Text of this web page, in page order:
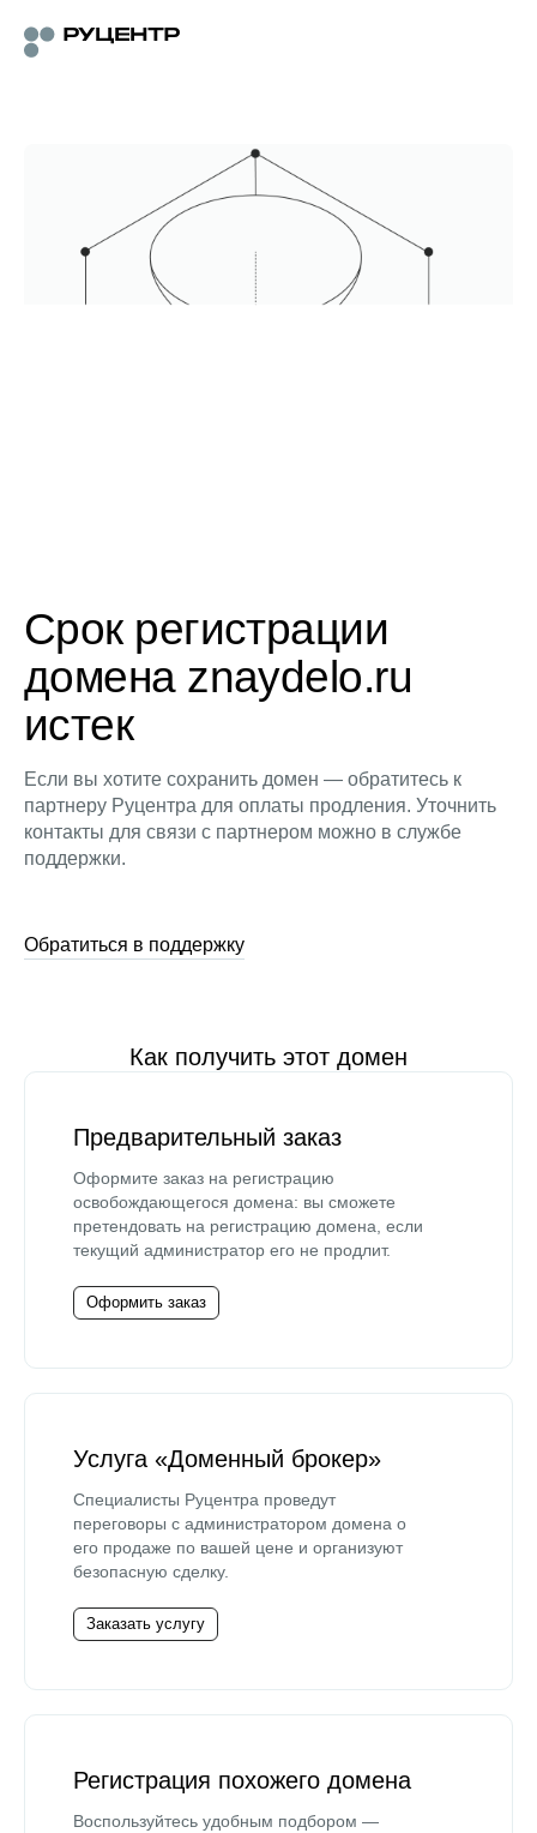
Срок регистрации
домена znaydelo.ru
истек
Если вы хотите сохранить домен — обратитесь к
партнеру Руцентра для оплаты продления. Уточнить
контакты для связи с партнером можно в службе
поддержки.
Обратиться в поддержку
Как получить этот домен
Предварительный заказ
Оформите заказ на регистрацию
освобождающегося домена: вы сможете
претендовать на регистрацию домена, если
текущий администратор его не продлит.
Оформить заказ
Услуга «Доменный брокер»
Специалисты Руцентра проведут
переговоры с администратором домена о
его продаже по вашей цене и организуют
безопасную сделку.
Заказать услугу
Регистрация похожего домена
Воспользуйтесь удобным подбором —